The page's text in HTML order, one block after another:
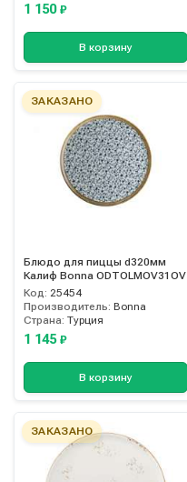
1 150 ₽
В корзину
ЗАКАЗАНО
Блюдо для пиццы d320мм
Калиф Bonna ODTOLMOV31OV
Код: 25454
Производитель: Bonna
Страна: Турция
1 145 ₽
В корзину
ЗАКАЗАНО